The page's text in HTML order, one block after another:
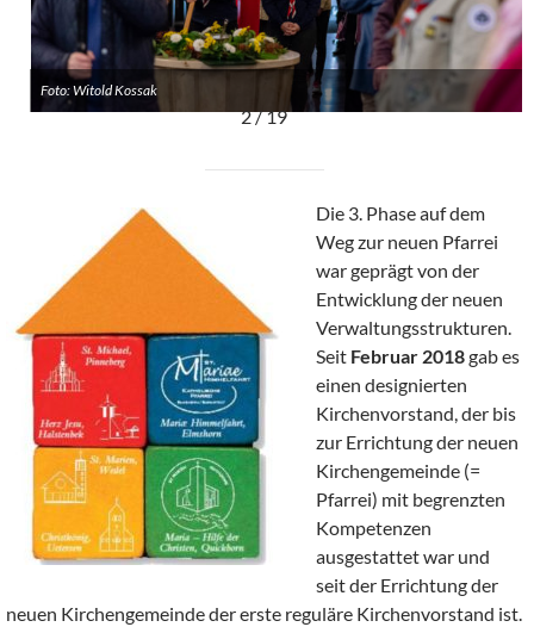
Foto: Witold Kossak
2 / 19
Die 3. Phase auf dem
Weg zur neuen Pfarrei
war geprägt von der
Entwicklung der neuen
Verwaltungsstrukturen.
Seit Februar 2018gab es
einen designierten
Kirchenvorstand, der bis
zur Errichtung der neuen
Kirchengemeinde (=
Pfarrei) mit begrenzten
Kompetenzen
ausgestattet war und
seit der Errichtung der
neuen Kirchengemeinde der erste reguläre Kirchenvorstand ist.